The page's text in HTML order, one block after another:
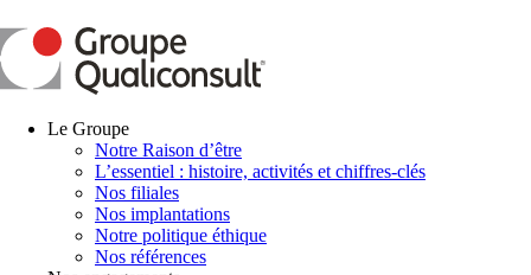
Le Groupe
Notre Raison d’être
L’essentiel : histoire, activités et chiffres-clés
Nos filiales
Nos implantations
Notre politique éthique
Nos références